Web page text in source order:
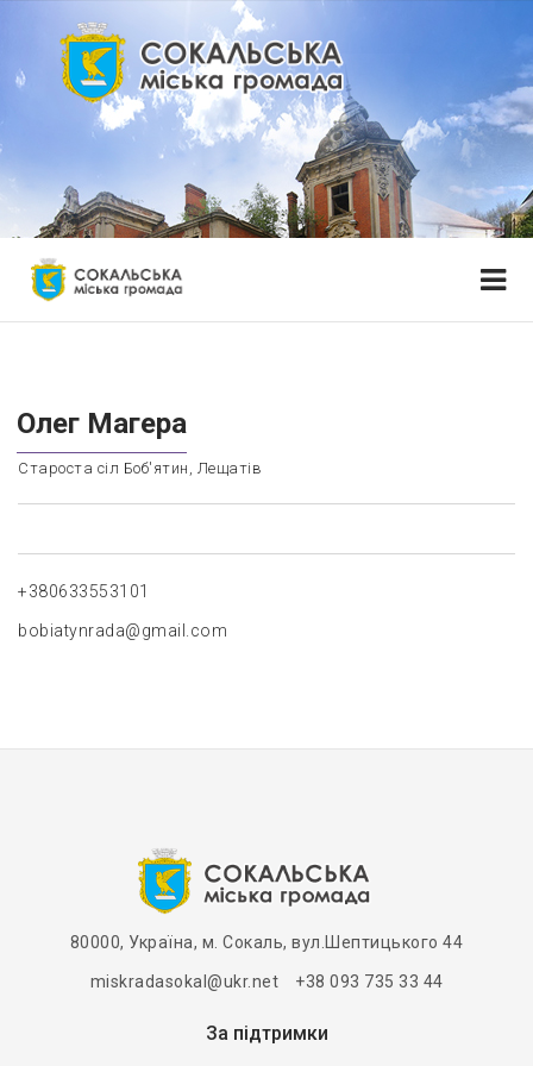
Олег Магера
Староста сіл Боб'ятин, Лещатів
+380633553101
bobiatynrada@gmail.com
80000, Україна, м. Сокаль, вул.Шептицького 44
miskradasokal@ukr.net +38 093 735 33 44
За підтримки